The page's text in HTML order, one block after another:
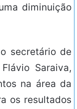
diminuição
secretário de
Saraiva,
na área da
os resultados